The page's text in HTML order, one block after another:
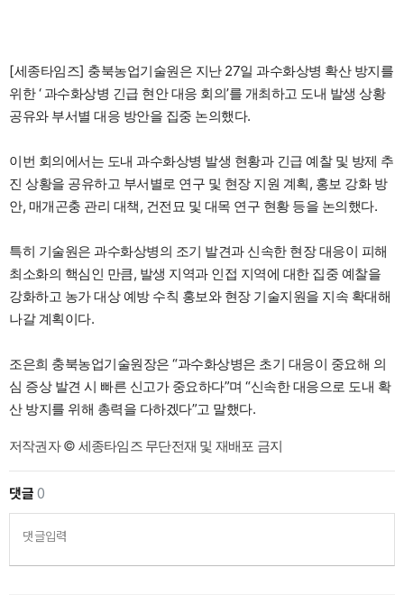
[세종타임즈] 충북농업기술원은 지난 27일 과수화상병 확산 방지를
위한 ‘ 과수화상병 긴급 현안 대응 회의’를 개최하고 도내 발생 상황
공유와 부서별 대응 방안을 집중 논의했다.
이번 회의에서는 도내 과수화상병 발생 현황과 긴급 예찰 및 방제 추
진 상황을 공유하고 부서별로 연구 및 현장 지원 계획, 홍보 강화 방
안, 매개곤충 관리 대책, 건전묘 및 대목 연구 현황 등을 논의했다.
특히 기술원은 과수화상병의 조기 발견과 신속한 현장 대응이 피해
최소화의 핵심인 만큼, 발생 지역과 인접 지역에 대한 집중 예찰을
강화하고 농가 대상 예방 수칙 홍보와 현장 기술지원을 지속 확대해
나갈 계획이다.
조은희 충북농업기술원장은 “과수화상병은 초기 대응이 중요해 의
심 증상 발견 시 빠른 신고가 중요하다”며 “신속한 대응으로 도내 확
산 방지를 위해 총력을 다하겠다”고 말했다.
저작권자 © 세종타임즈 무단전재 및 재배포 금지
댓글0
댓글입력